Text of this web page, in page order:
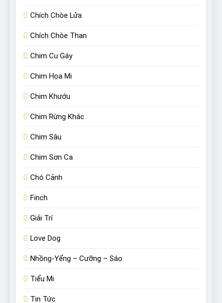
Chích Chòe Lửa
Chích Chòe Than
Chim Cu Gáy
Chim Họa Mi
Chim Khướu
Chim Rừng Khác
Chim Sâu
Chim Sơn Ca
Chó Cảnh
Finch
Giải Trí
Love Dog
Nhồng-Yểng – Cưỡng – Sáo
Tiểu Mi
Tin Tức